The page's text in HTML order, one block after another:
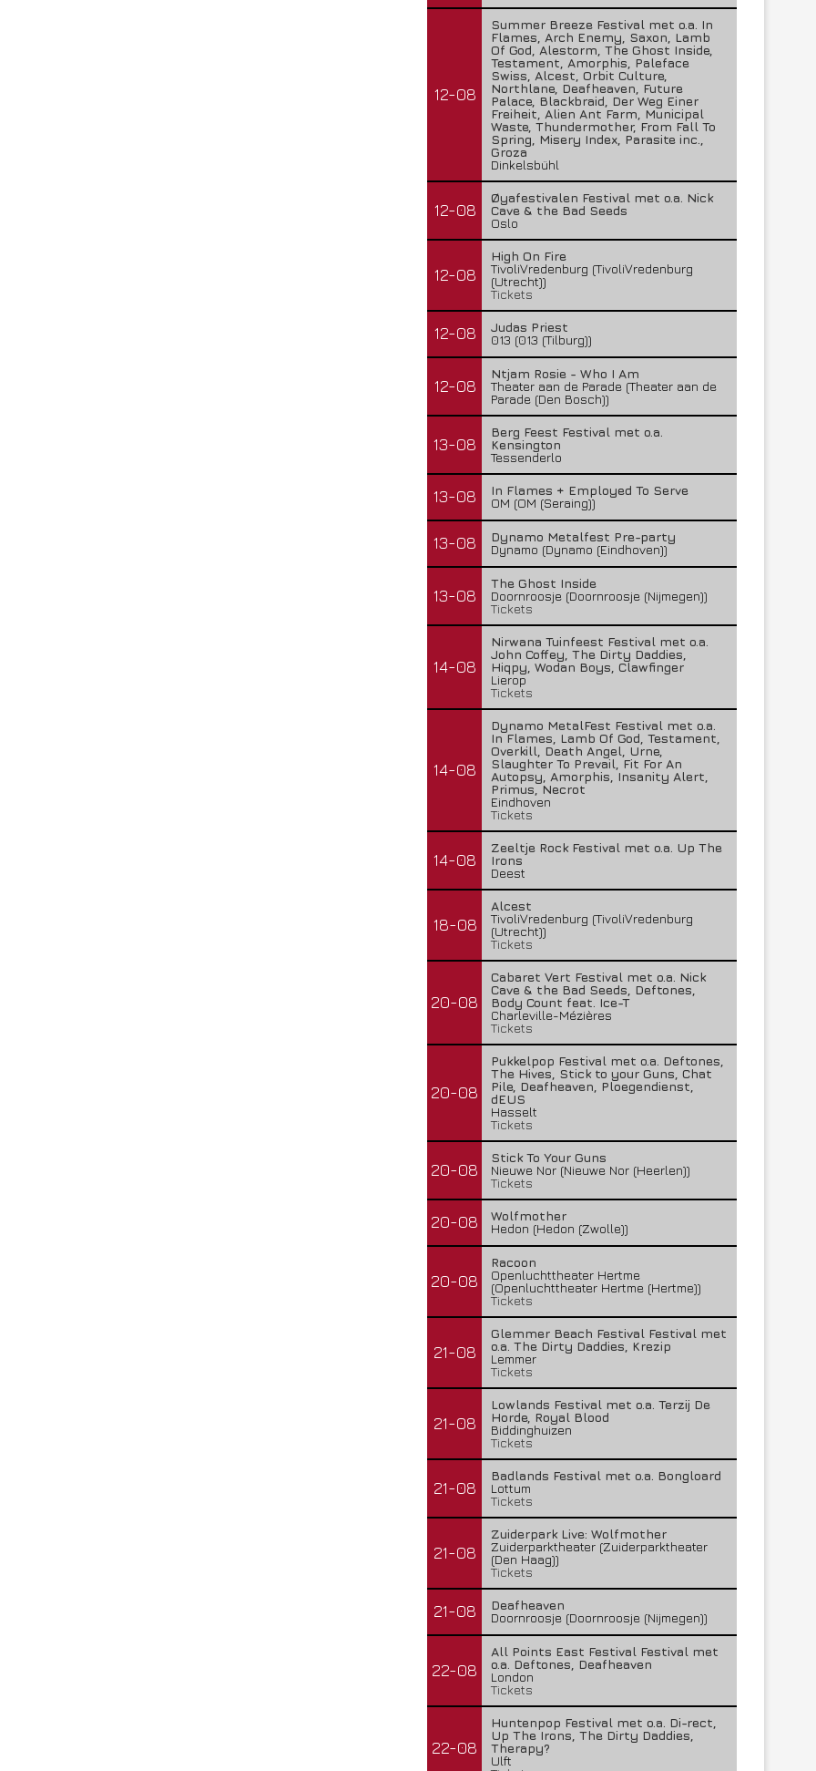
12-08
Summer Breeze Festival met o.a. In
Flames, Arch Enemy, Saxon, Lamb
Of God, Alestorm, The Ghost Inside,
Testament, Amorphis, Paleface
Swiss, Alcest, Orbit Culture,
Northlane, Deafheaven, Future
Palace, Blackbraid, Der Weg Einer
Freiheit, Alien Ant Farm, Municipal
Waste, Thundermother, From Fall To
Spring, Misery Index, Parasite inc.,
Groza
Dinkelsbühl
12-08
Øyafestivalen Festival met o.a. Nick
Cave & the Bad Seeds
Oslo
12-08
High On Fire
TivoliVredenburg (TivoliVredenburg
(Utrecht))
Tickets
12-08
Judas Priest
013 (013 (Tilburg))
12-08
Ntjam Rosie - Who I Am
Theater aan de Parade (Theater aan de
Parade (Den Bosch))
13-08
Berg Feest Festival met o.a.
Kensington
Tessenderlo
13-08
In Flames + Employed To Serve
OM (OM (Seraing))
13-08
Dynamo Metalfest Pre-party
Dynamo (Dynamo (Eindhoven))
13-08
The Ghost Inside
Doornroosje (Doornroosje (Nijmegen))
Tickets
14-08
Nirwana Tuinfeest Festival met o.a.
John Coffey, The Dirty Daddies,
Hiqpy, Wodan Boys, Clawfinger
Lierop
Tickets
14-08
Dynamo MetalFest Festival met o.a.
In Flames, Lamb Of God, Testament,
Overkill, Death Angel, Urne,
Slaughter To Prevail, Fit For An
Autopsy, Amorphis, Insanity Alert,
Primus, Necrot
Eindhoven
Tickets
14-08
Zeeltje Rock Festival met o.a. Up The
Irons
Deest
18-08
Alcest
TivoliVredenburg (TivoliVredenburg
(Utrecht))
Tickets
20-08
Cabaret Vert Festival met o.a. Nick
Cave & the Bad Seeds, Deftones,
Body Count feat. Ice-T
Charleville-Mézières
Tickets
20-08
Pukkelpop Festival met o.a. Deftones,
The Hives, Stick to your Guns, Chat
Pile, Deafheaven, Ploegendienst,
dEUS
Hasselt
Tickets
20-08
Stick To Your Guns
Nieuwe Nor (Nieuwe Nor (Heerlen))
Tickets
20-08
Wolfmother
Hedon (Hedon (Zwolle))
20-08
Racoon
Openluchttheater Hertme
(Openluchttheater Hertme (Hertme))
Tickets
21-08
Glemmer Beach Festival Festival met
o.a. The Dirty Daddies, Krezip
Lemmer
Tickets
21-08
Lowlands Festival met o.a. Terzij De
Horde, Royal Blood
Biddinghuizen
Tickets
21-08
Badlands Festival met o.a. Bongloard
Lottum
Tickets
21-08
Zuiderpark Live: Wolfmother
Zuiderparktheater (Zuiderparktheater
(Den Haag))
Tickets
21-08
Deafheaven
Doornroosje (Doornroosje (Nijmegen))
22-08
All Points East Festival Festival met
o.a. Deftones, Deafheaven
London
Tickets
22-08
Huntenpop Festival met o.a. Di-rect,
Up The Irons, The Dirty Daddies,
Therapy?
Ulft